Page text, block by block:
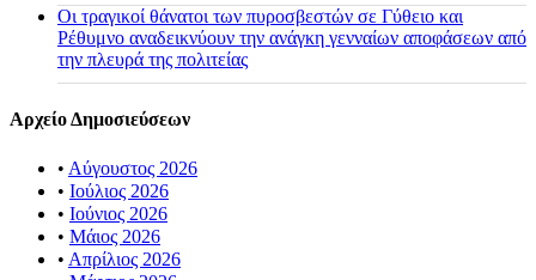
Οι τραγικοί θάνατοι των πυροσβεστών σε Γύθειο και
Ρέθυμνο αναδεικνύουν την ανάγκη γενναίων αποφάσεων από
την πλευρά της πολιτείας
Αρχείο Δημοσιεύσεων
• Αύγουστος 2026
• Ιούλιος 2026
• Ιούνιος 2026
• Μάιος 2026
• Απρίλιος 2026